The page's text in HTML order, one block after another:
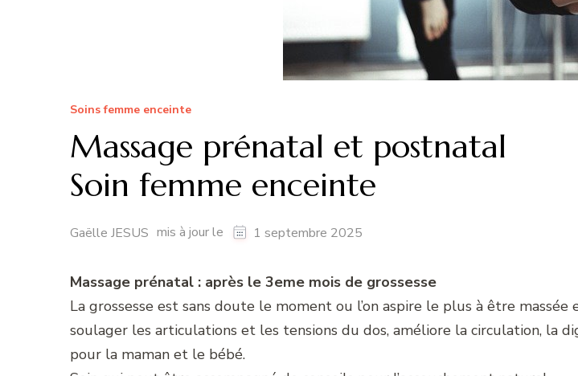
Soins femme enceinte
Massage prénatal et postnatal
Soin femme enceinte
Gaëlle JESUS mis à jour le 1 septembre 2025
Massage prénatal : après le 3eme mois de grossesse
La grossesse est sans doute le moment ou l’on aspire le plus à être
soulager les articulations et les tensions du dos, améliore la circulation, la
pour la maman et le bébé.